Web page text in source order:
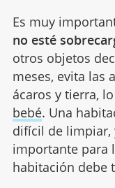
Es muy
no esté
otros objetos
meses, evita las
ácaros y tierra,
bebé. Una
difícil de limpiar,
importante para
habitación debe